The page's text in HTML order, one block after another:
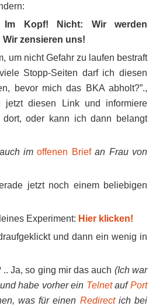
Im Kopf! Nicht: Wir werden
zensieren uns!
um nicht Gefahr zu laufen bestraft
Stopp-Seiten darf ich diesen
bevor mich das BKA abholt?”.,
jetzt diesen Link und informiere
oder kann ich dann belangt
imoffenen Briefan Frau von
jetzt noch einem beliebigen
Experiment: Hier klicken!
und dann ein wenig in
Ja, so ging mir das auch (Ich war
habe vorher ein TelnetaufPort
was für einen Redirectich bei